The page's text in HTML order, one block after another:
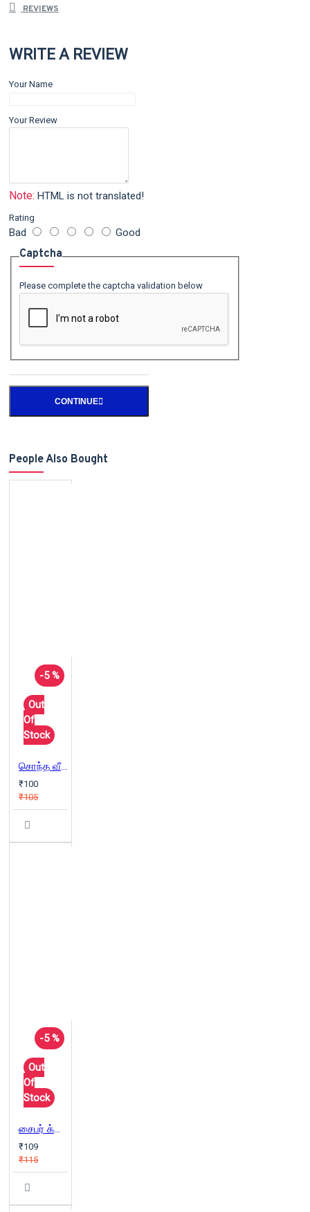
REVIEWS
WRITE A REVIEW
Your Name
Your Review
Note: HTML is not translated!
Rating
Bad Good
Captcha
Please complete the captcha validation below
CONTINUE
People Also Bought
-5 %
Out
Of
Stock
சொந்த வீடு
₹100
₹105
-5 %
Out
Of
Stock
சைபர் க்ரைம்
₹109
₹115